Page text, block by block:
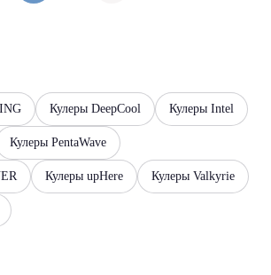
Кулеры DeepCool Кулеры Intel
Кулеры PentaWave
Кулеры upHere Кулеры Valkyrie